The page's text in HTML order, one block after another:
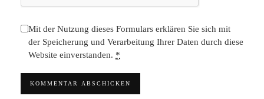
Mit der Nutzung dieses Formulars erklären Sie sich mit
der Speicherung und Verarbeitung Ihrer Daten durch diese
Website einverstanden. *